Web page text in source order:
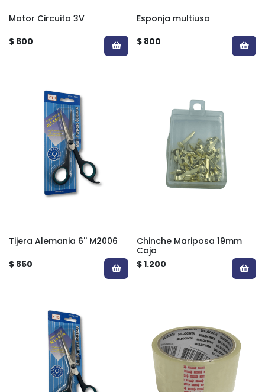
Motor Circuito 3V
$ 600
Esponja multiuso
$ 800
Tijera Alemania 6'' M2006
$ 850
Chinche Mariposa 19mm
Caja
$ 1.200